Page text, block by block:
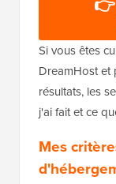
Si vous êtes
DreamHost et
résultats, les
j'ai fait et ce
Mes